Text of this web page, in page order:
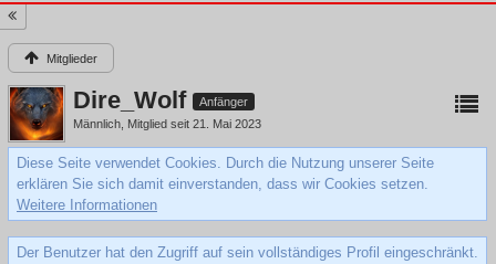
Mitglieder
Dire_Wolf
Anfänger
Männlich Mitglied seit 21. Mai 2023
Diese Seite verwendet Cookies. Durch die Nutzung unserer Seite
erklären Sie sich damit einverstanden, dass wir Cookies setzen.
Weitere Informationen
Der Benutzer hat den Zugriff auf sein vollständiges Profil eingeschränkt.